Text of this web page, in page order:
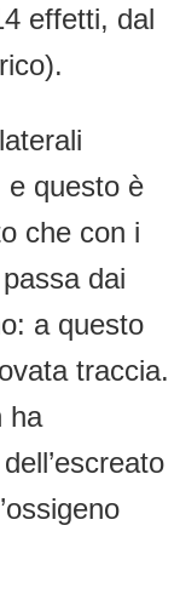
effetti, dal
e questo è
che con i
dai
a questo
traccia.
ha